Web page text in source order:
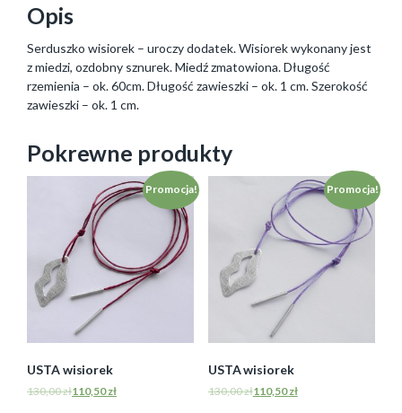
Opis
Serduszko wisiorek – uroczy dodatek. Wisiorek wykonany jest
z miedzi, ozdobny sznurek. Miedź zmatowiona. Długość
rzemienia – ok. 60cm. Długość zawieszki – ok. 1 cm. Szerokość
zawieszki – ok. 1 cm.
Pokrewne produkty
Promocja!
USTA wisiorek
130,00zł110,50zł
Promocja!
USTA wisiorek
130,00zł110,50zł